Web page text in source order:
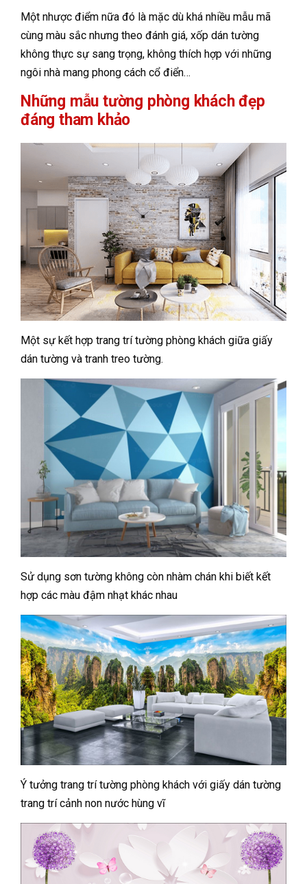
Một nhược điểm nữa đó là mặc dù khá nhiều mẫu mã
cùng màu sắc nhưng theo đánh giá, xốp dán tường
không thực sự sang trọng, không thích hợp với những
ngôi nhà mang phong cách cổ điển…
Những mẫu tường phòng khách đẹp
đáng tham khảo
Một sự kết hợp trang trí tường phòng khách giữa giấy
dán tường và tranh treo tường.
Sử dụng sơn tường không còn nhàm chán khi biết kết
hợp các màu đậm nhạt khác nhau
Ý tưởng trang trí tường phòng khách với giấy dán tường
trang trí cảnh non nước hùng vĩ